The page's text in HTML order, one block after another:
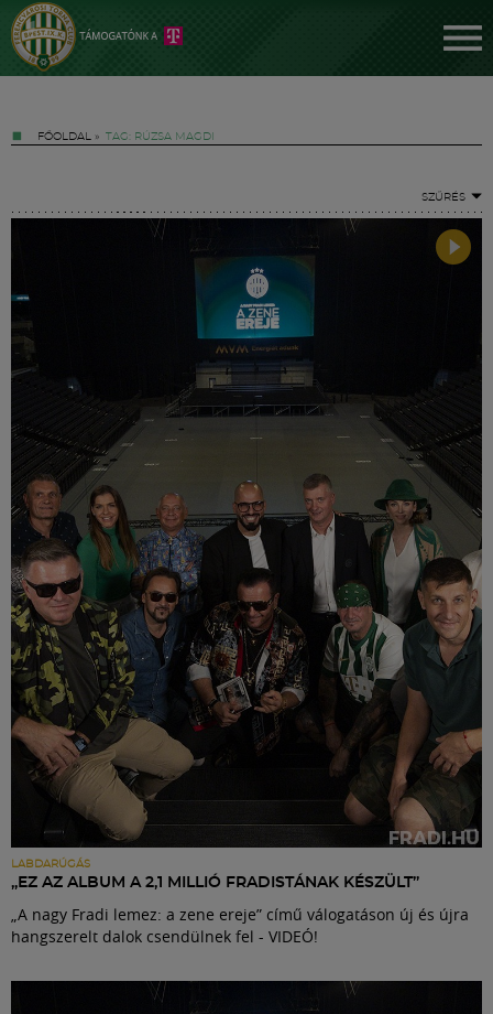
FŐOLDAL » TAG: RÚZSA MAGDI
SZŰRÉS
LABDARÚGÁS
„EZ AZ ALBUM A 2,1 MILLIÓ FRADISTÁNAK KÉSZÜLT”
„A nagy Fradi lemez: a zene ereje” című válogatáson új és újra
hangszerelt dalok csendülnek fel - VIDEÓ!
Jegyek
FM YouTube +
Hírek
Labdarúgás
Szakosztályok
Meccscenter
Klub
Szolgáltatások
Shop
Közösség
Múzeum